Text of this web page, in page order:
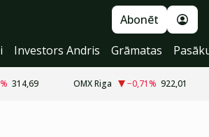
Abonēt
Investors Andris Grāmatas
% 314,69 OMX Riga −0,71% 922,01